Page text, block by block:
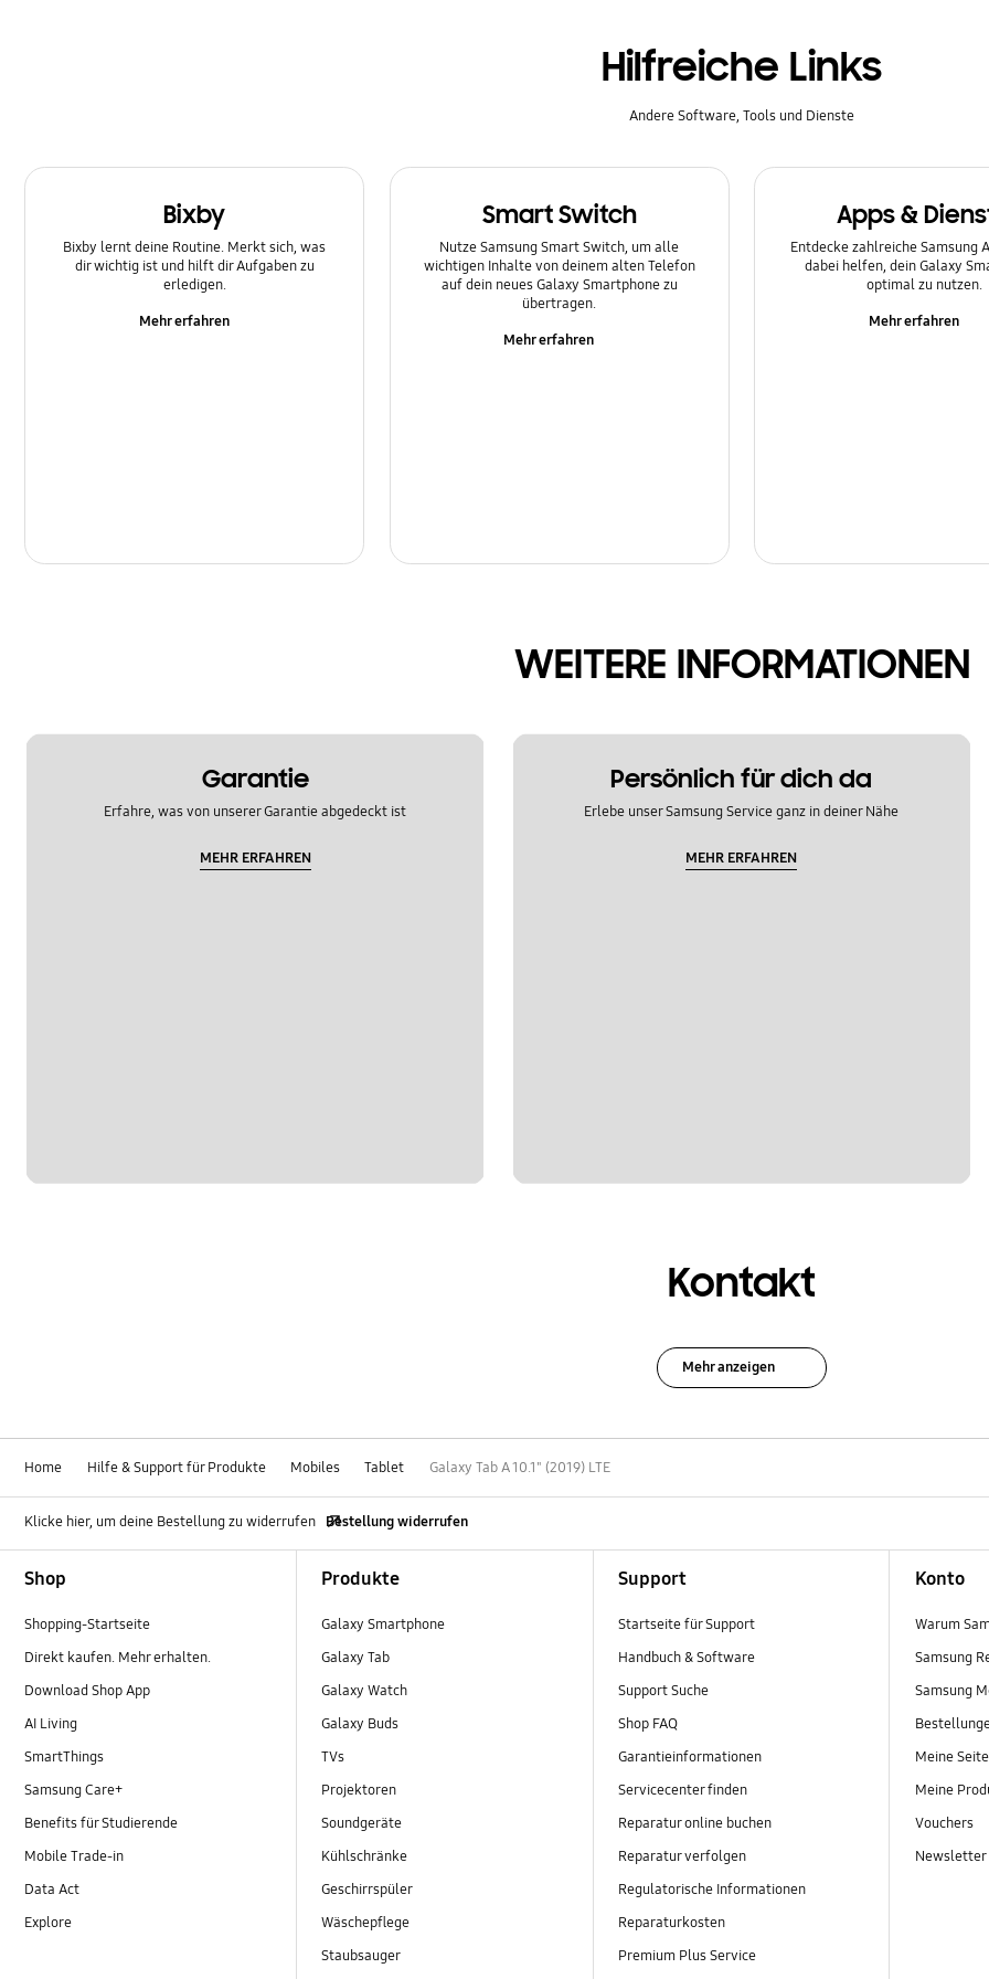
Stromversorgung
Hilfreiche Links
Andere Software, Tools und Dienste
Bixby
Bixby lernt deine Routine. Merkt sich, was
dir wichtig ist und hilft dir Aufgaben zu
erledigen.
Mehr erfahren
Smart Switch
Nutze Samsung Smart Switch, um alle
wichtigen Inhalte von deinem alten Telefon
auf dein neues Galaxy Smartphone zu
übertragen.
Mehr erfahren
Apps &
Entdecke zahlreiche Samsung
dabei helfen, dein Galaxy
optimal zu nutzen.
Mehr erfahren
WEITERE INFORMATIONEN
Garantie
Erfahre, was von unserer Garantie abgedeckt ist
MEHR ERFAHREN
Persönlich für dich da
Erlebe unser Samsung Service ganz in deiner Nähe
MEHR ERFAHREN
Kontakt
Mehr anzeigen
Home Hilfe & Support für Produkte Mobiles Tablet Galaxy Tab A 10.1" (2019) LTE
Klicke hier, um deine Bestellung zu widerrufen Bestellung widerrufen
Shop
Shopping-Startseite
Direkt kaufen. Mehr erhalten.
Download Shop App
AI Living
SmartThings
Samsung Care+
Benefits für Studierende
Mobile Trade-in
Data Act
Explore
Produkte
Galaxy Smartphone
Galaxy Tab
Galaxy Watch
Galaxy Buds
TVs
Projektoren
Soundgeräte
Kühlschränke
Geschirrspüler
Wäschepflege
Staubsauger
Support
Startseite für Support
Handbuch & Software
Support Suche
Shop FAQ
Garantieinformationen
Servicecenter finden
Reparatur online buchen
Reparatur verfolgen
Regulatorische Informationen
Reparaturkosten
Premium Plus Service
Konto
Warum
Samsung
Samsung
Meine Seite
Meine
Vouchers
Newsletter